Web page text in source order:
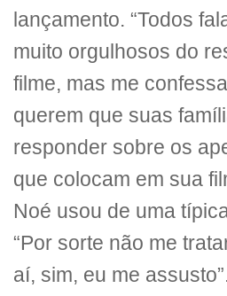
lançamento. “Todos
muito orgulhosos do
filme, mas me
querem que suas
responder sobre os
que colocam em sua
Noé usou de uma
“Por sorte não me
aí, sim, eu me